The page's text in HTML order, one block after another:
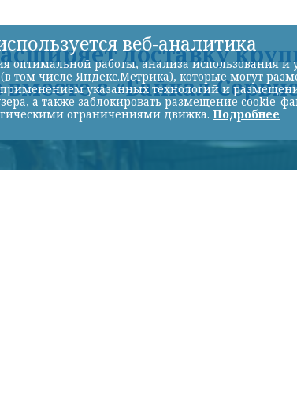
доставку
вместе с «Байкал
веб-аналитика
оптимальной работы, анализа использования и
том числе Яндекс.Метрика), которые могут
применением указанных технологий и
а также заблокировать размещение
ограничениями движка. Подробнее